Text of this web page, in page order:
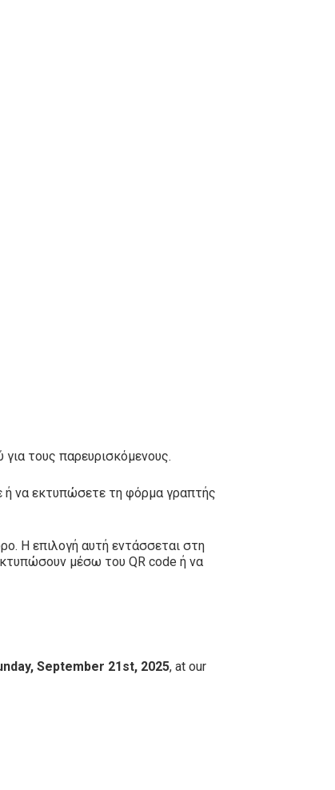
τους παρευρισκόμενους.
ή να εκτυπώσετε τη φόρμα γραπτής
Η επιλογή αυτή εντάσσεται στη
μέσω του QR code ή να
September 21st, 2025, at our